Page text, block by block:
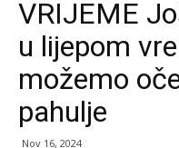
VRIJEME
u lijepom
možemo
pahulje
Nov 16, 2024